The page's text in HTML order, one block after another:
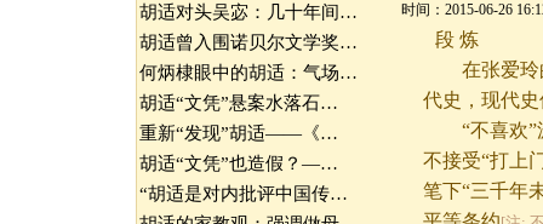
胡适对头吴宓：几十年间…
胡适曾入围诺贝尔文学奖…
何炳棣眼中的胡适：气场…
胡适“文凭”悬案水落石…
重新“发现”胡适——《…
胡适“文凭”也造假？—…
“胡适是对内批评中国传…
时间：2015-06-26
段 炼
在张爱玲的
代史，现代
“不喜欢”源
不接受“打上
笔下“三千年